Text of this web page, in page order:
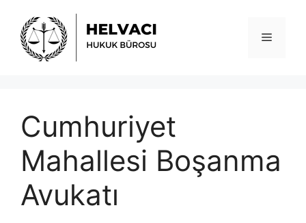
Menü
Cumhuriyet
Mahallesi Boşanma
Avukatı